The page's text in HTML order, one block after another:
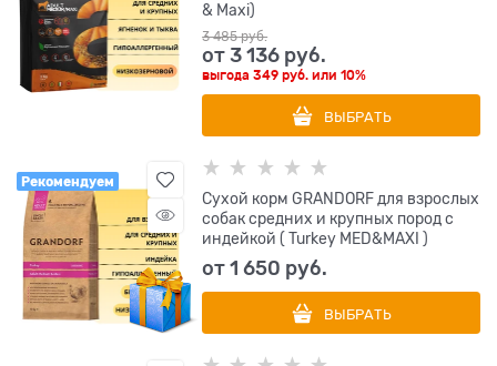
& Maxi)
3 485 руб.
от3 136 руб.
выгода349 руб. или10%
ВЫБРАТЬ
Рекомендуем
Сухой корм GRANDORF для взрослых
собак средних и крупных пород с
индейкой ( Turkey MED&MAXI )
от1 650 руб.
ВЫБРАТЬ